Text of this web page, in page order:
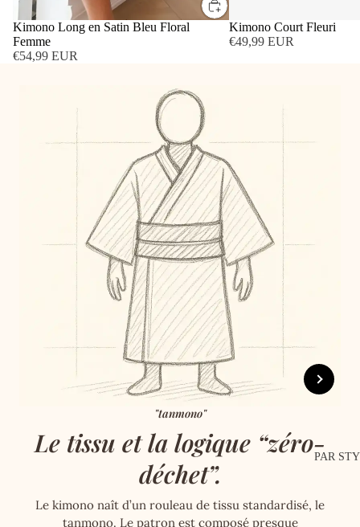
PAR
Kimono Long en Satin Bleu Floral
Femme
€54,99 EUR
Kimono Court Fleuri
€49,99 EUR
"tanmono"
Le tissu et la logique “zéro-
déchet”.
Le kimono naît d’un rouleau de tissu standardisé, le
tanmono. Le patron est composé presque